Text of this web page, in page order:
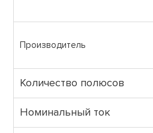
Производитель
Количество полюсов
Номинальный ток